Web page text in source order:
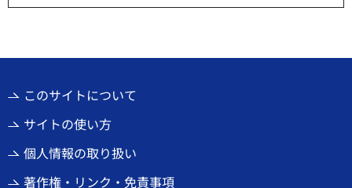
このサイトについて
サイトの使い方
個人情報の取り扱い
著作権・リンク・免責事項